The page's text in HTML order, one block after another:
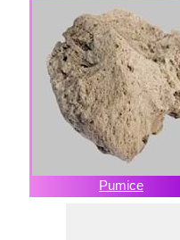
Pumice